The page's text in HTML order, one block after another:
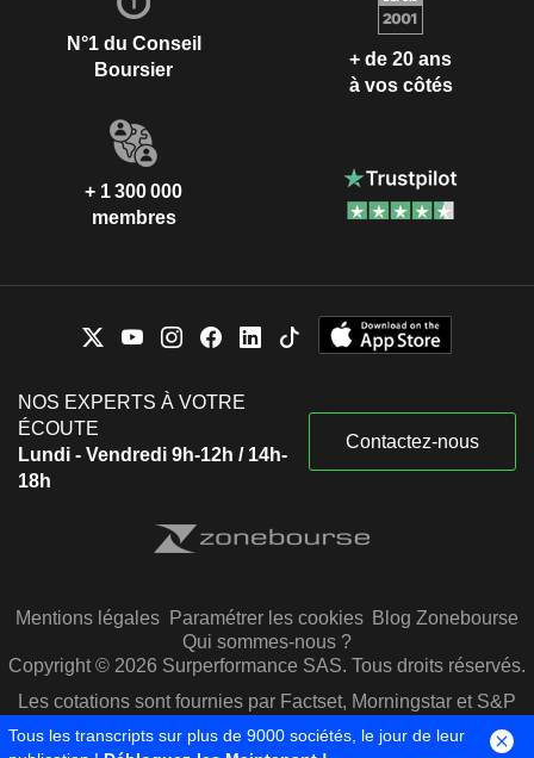
N°1 du Conseil
Boursier
+ de 20 ans
à vos côtés
+ 1 300 000
membres
NOS EXPERTS À VOTRE
ÉCOUTE
Lundi - Vendredi 9h-12h / 14h-
18h
Contactez-nous
Mentions légales Paramétrer les cookies Blog Zonebourse
Qui sommes-nous ?
Copyright © 2026 Surperformance SAS. Tous droits réservés.
Les cotations sont fournies par Factset, Morningstar et S&P
Capital IQ
Tous les transcripts sur plus de 9000 sociétés, le jour de leur